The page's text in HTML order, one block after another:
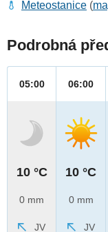
Meteostanice (
Podrobná
05:00
10 °C
0 mm
JV
06:00
10 °C
0 mm
JV